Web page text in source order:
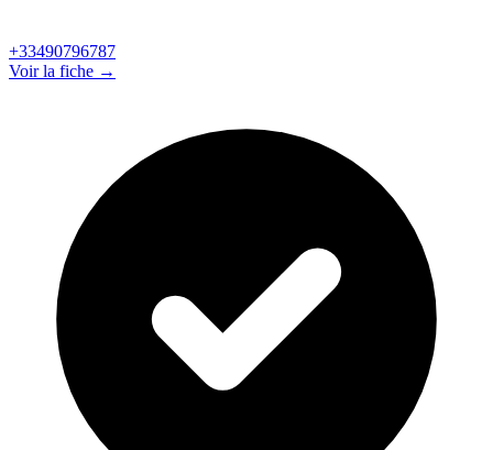
+33490796787
Voir la fiche →